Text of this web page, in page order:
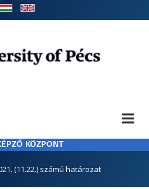
KÖZPONT
(11.22.) számú határozat